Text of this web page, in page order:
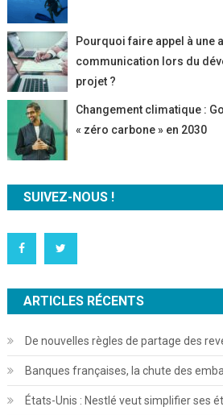
Pourquoi faire appel à une
communication lors du
projet ?
Changement climatique :
« zéro carbone » en 2030
SUIVEZ-NOUS !
ARTICLES RÉCENTS
De nouvelles règles de partage des
Banques françaises, la chute des
États-Unis : Nestlé veut simplifier ses